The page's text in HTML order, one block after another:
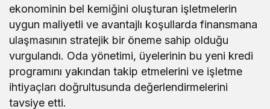
ekonominin bel kemiğini oluşturan işletmelerin
uygun maliyetli ve avantajlı koşullarda finansmana
ulaşmasının stratejik bir öneme sahip olduğu
vurgulandı. Oda yönetimi, üyelerinin bu yeni kredi
programını yakından takip etmelerini ve işletme
ihtiyaçları doğrultusunda değerlendirmelerini
tavsiye etti.